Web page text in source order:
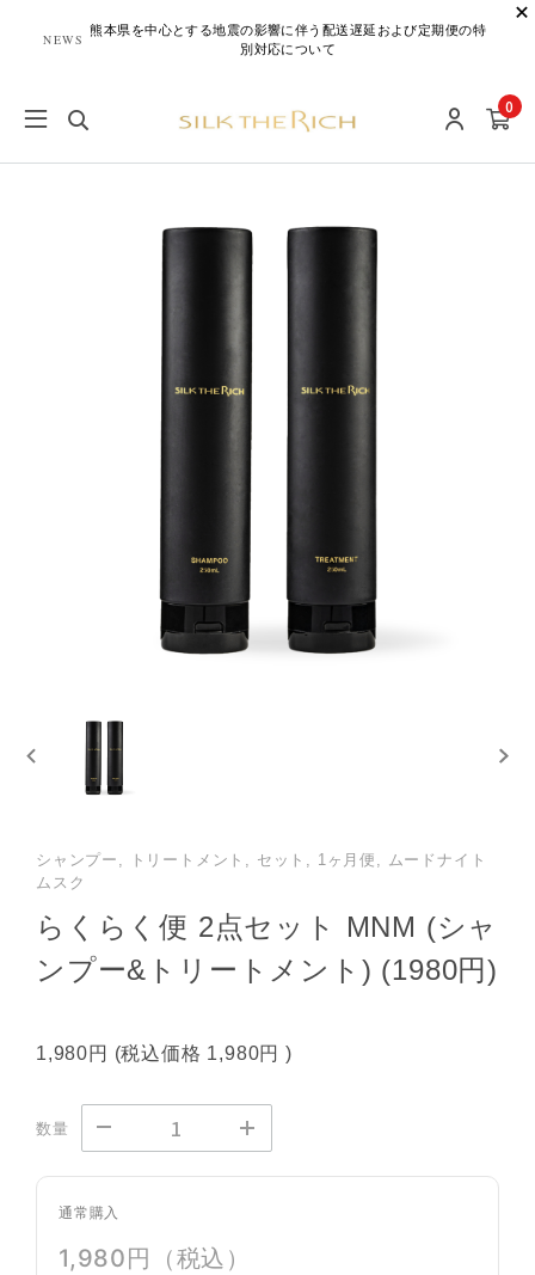
NEWS
熊本県を中心とする地震の影響に伴う配送遅延および定期便の特
別対応について
0
シャンプー, トリートメント, セット, 1ヶ月便, ムードナイト
ムスク
らくらく便 2点セット MNM (シャ
ンプー&トリートメント) (1980円)
1,980円 (税込価格 1,980円 )
数量
通常購入
1,980円（税込）